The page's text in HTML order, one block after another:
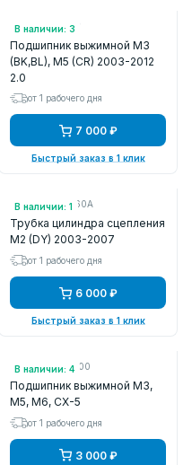
В наличии: 3
Арт.: L50316510
Подшипник выжимной M3
(BK,BL), M5 (CR) 2003-2012
2.0
от 1 рабочего дня
7 000 ₽
Быстрый заказ в 1 клик
В наличии: 1
Арт.: DD3241360A
Трубка цилиндра сцепления
M2 (DY) 2003-2007
от 1 рабочего дня
6 000 ₽
Быстрый заказ в 1 клик
В наличии: 4
Арт.: 414124Z000
Подшипник выжимной M3,
M5, M6, CX-5
от 1 рабочего дня
3 000 ₽